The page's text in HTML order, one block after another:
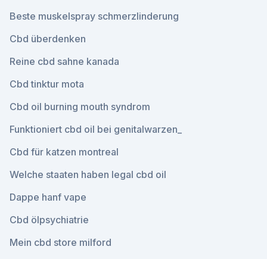
Beste muskelspray schmerzlinderung
Cbd überdenken
Reine cbd sahne kanada
Cbd tinktur mota
Cbd oil burning mouth syndrom
Funktioniert cbd oil bei genitalwarzen_
Cbd für katzen montreal
Welche staaten haben legal cbd oil
Dappe hanf vape
Cbd ölpsychiatrie
Mein cbd store milford